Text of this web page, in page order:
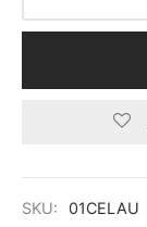
SKU: 01CELAU